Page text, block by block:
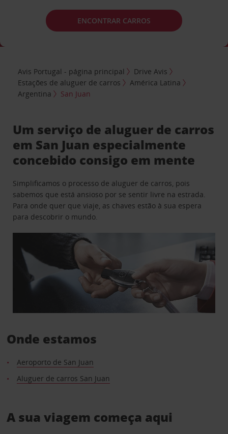
ENCONTRAR CARROS
Avis Portugal - página principal
Drive Avis
Estações de aluguer de carros
América Latina
Argentina
San Juan
Um serviço de aluguer de carros
em San Juan especialmente
concebido consigo em mente
Simplificamos o processo de aluguer de carros, pois
sabemos que está ansioso por se sentir livre na estrada.
Para onde quer que viaje, as chaves estão à sua espera
para descobrir o mundo.
Onde estamos
Aeroporto de San Juan
Aluguer de carros San Juan
A sua viagem começa aqui